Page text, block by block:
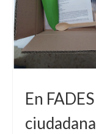
En
ciudadana